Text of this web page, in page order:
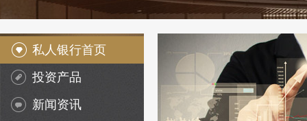
私人银行首页
投资产品
新闻资讯